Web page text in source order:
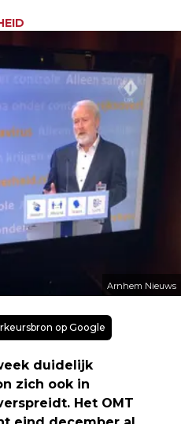
Arnhem Nieuws
op Google
duidelijk
zich ook in
Het OMT